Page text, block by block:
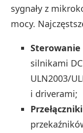
sygnały z
mocy.
silnikami
ULN2003/
i driverami;